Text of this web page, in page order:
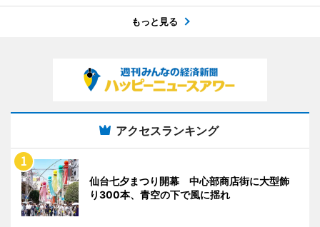
もっと見る
アクセスランキング
仙台七夕まつり開幕 中心部商店街に大型飾
り300本、青空の下で風に揺れ